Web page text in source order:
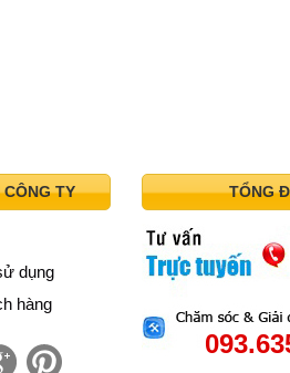
TY
dụng
hàng
TỔNG